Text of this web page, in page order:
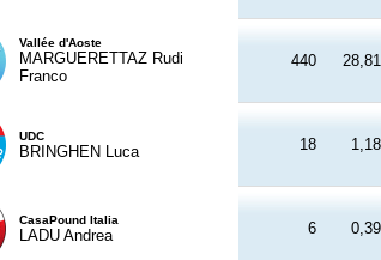
Vallée d'Aoste
MARGUERETTAZ Rudi
Franco
440
UDC
BRINGHEN Luca 18
CasaPound Italia
LADU Andrea 6